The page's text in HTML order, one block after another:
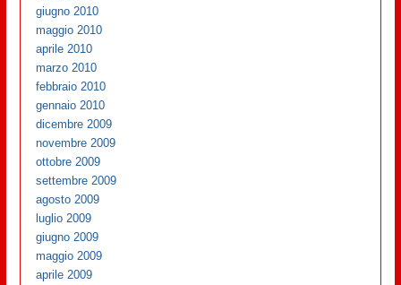
giugno 2010
maggio 2010
aprile 2010
marzo 2010
febbraio 2010
gennaio 2010
dicembre 2009
novembre 2009
ottobre 2009
settembre 2009
agosto 2009
luglio 2009
giugno 2009
maggio 2009
aprile 2009